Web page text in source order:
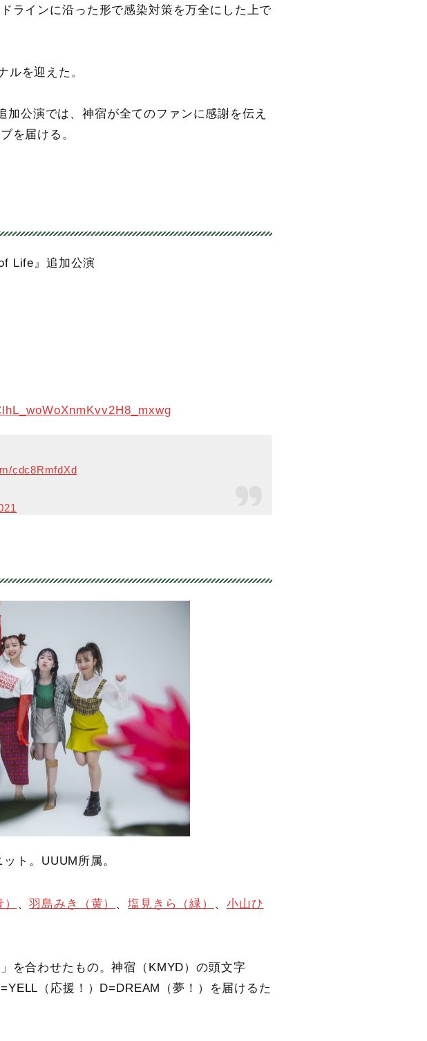
ラインに沿った形で感染対策を万全にした上で
ルを迎えた。
公演では、神宿が全てのファンに感謝を伝え
を届ける。
Life』追加公演
cdc8RmfdXd
ト。UUUM所属。
、羽島みき（黄） 、塩見きら（緑） 、 小山ひ
を合わせたもの。神宿（KMYD）の頭文字
（応援！）D=DREAM（夢！）を届けるた